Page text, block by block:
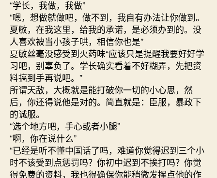
“学长，我做，我做”
“嗯，想做就做吧，做不到，我自有办法让你做到。
夏敏，在我这里，给我的承诺，是必须办到的。没
人喜欢被当小孩子哄，相信你也是”
夏敏丝毫没感受到火药味“应该只是提醒我要好好学
习吧，别辜负了。学长确实看着不好糊弄，先把资
料搞到手再说吧。”
所谓天敌，大概就是能打破你一切的小心思，然
后，你还得说他是对的。简直就是：臣服，暴政下
的诚服。
“选个地方吧，手心或者小腿”
“啊，你在说什么”
“已经是听不懂中国话了吗，难道你觉得迟到三个小
时不该受到点惩罚吗？你初中迟到不挨打吗？你觉
得免费的资料，我也得确保你能稍微发挥点他的作